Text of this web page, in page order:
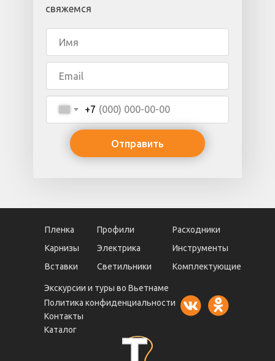
+7
Отправить
свяжемся
Пленка Профили
Вставки Комплектующие
Светильники
Карнизы Электрика Инструменты
Политика конфиденциальности
Экскурсии и туры во Вьетнаме
Каталог
Контакты
Расходники